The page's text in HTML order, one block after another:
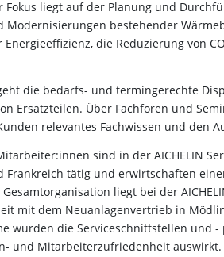
Fokus liegt auf der Planung und
Modernisierungen bestehender
Energieeffizienz, die Reduzierung von CO
die bedarfs- und termingerechte
Ersatzteilen. Über Fachforen und
relevantes Fachwissen und den
sind in der AICHELIN
Frankreich tätig und erwirtschaften
liegt bei der
mit dem Neuanlagenvertrieb in
wurden die Serviceschnittstellen und
und Mitarbeiterzufriedenheit